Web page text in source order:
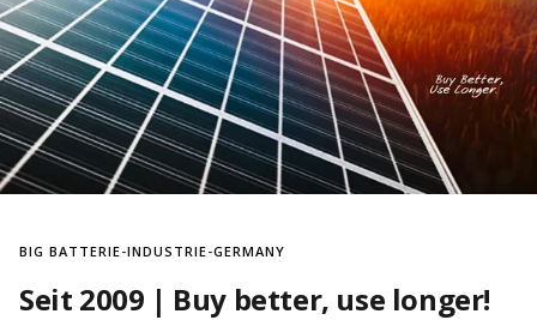
BIG BATTERIE-INDUSTRIE-GERMANY
Seit 2009 | Buy better, use longer!